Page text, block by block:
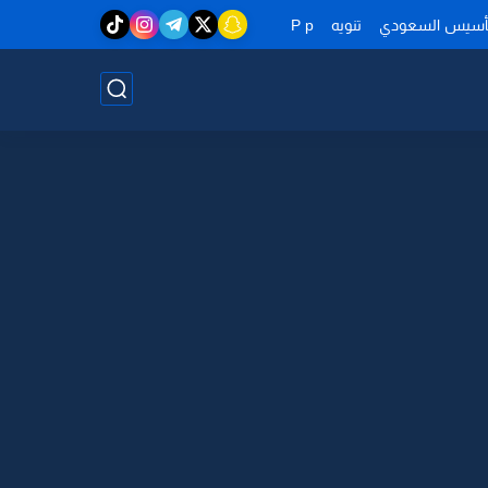
السعودي تنويه P p